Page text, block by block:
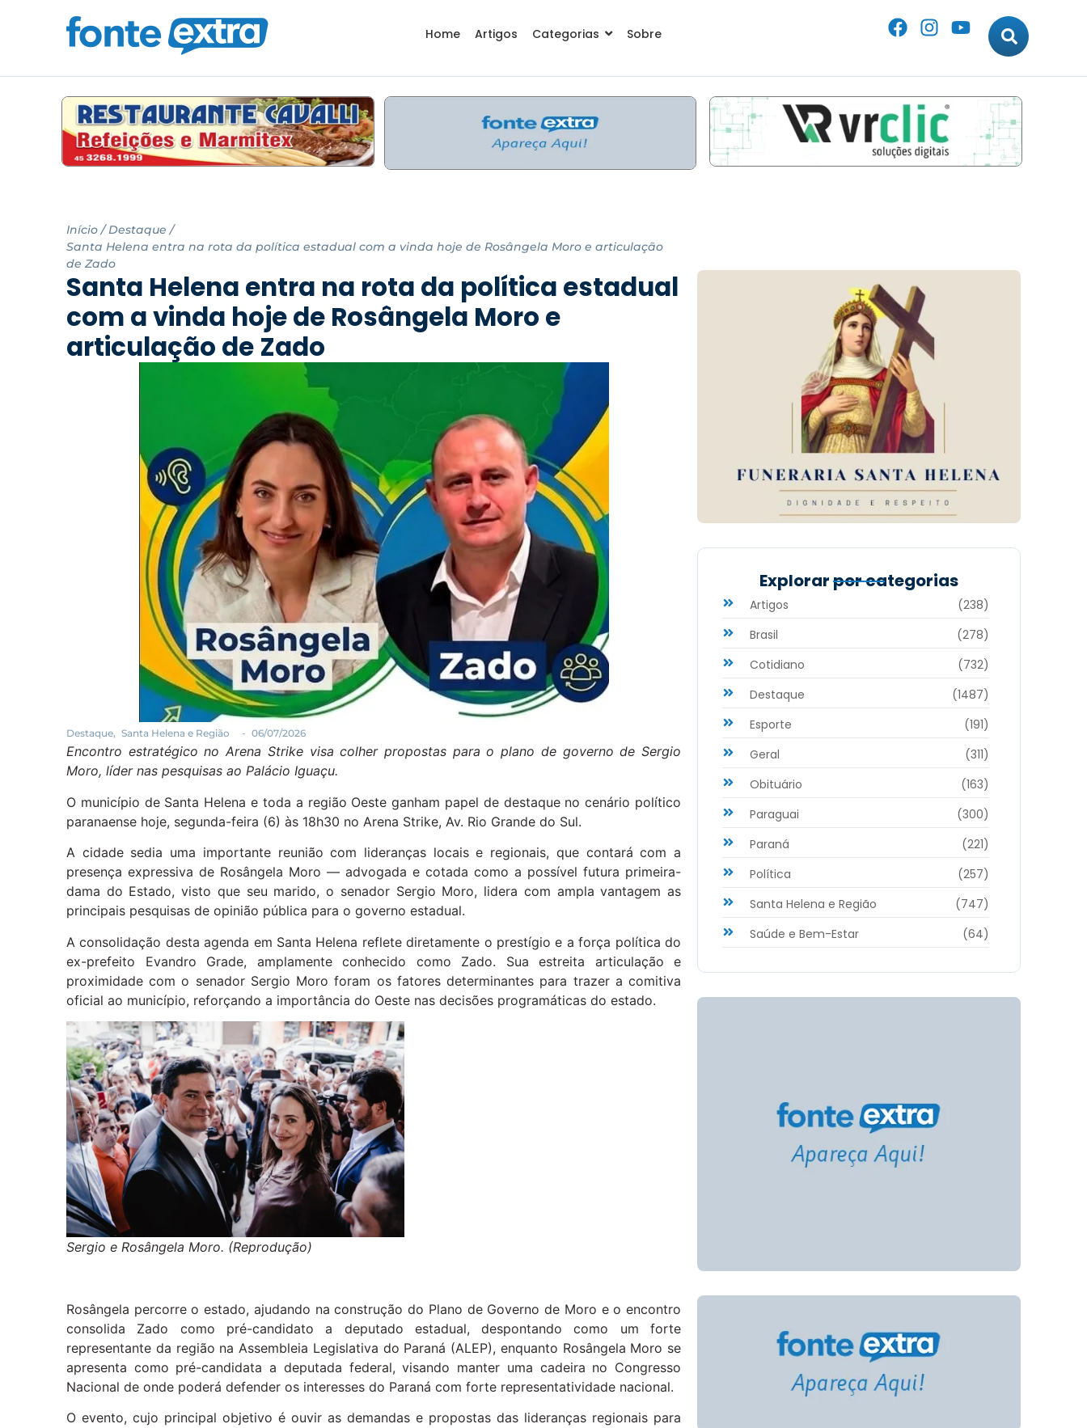
Home Artigos Categorias Sobre
Início / Destaque /
Santa Helena entra na rota da política estadual com a vinda hoje de Rosângela Moro e articulação
de Zado
Santa Helena entra na rota da política estadual
com a vinda hoje de Rosângela Moro e
articulação de Zado
Destaque, Santa Helena e Região - 06/07/2026
Encontro estratégico no Arena Strike visa colher propostas para o plano de governo de Sergio
Moro, líder nas pesquisas ao Palácio Iguaçu.
O município de Santa Helena e toda a região Oeste ganham papel de destaque no cenário político
paranaense hoje, segunda-feira (6) às 18h30 no Arena Strike, Av. Rio Grande do Sul.
A cidade sedia uma importante reunião com lideranças locais e regionais, que contará com a
presença expressiva de Rosângela Moro — advogada e cotada como a possível futura primeira-
dama do Estado, visto que seu marido, o senador Sergio Moro, lidera com ampla vantagem as
principais pesquisas de opinião pública para o governo estadual.
A consolidação desta agenda em Santa Helena reflete diretamente o prestígio e a força política do
ex-prefeito Evandro Grade, amplamente conhecido como Zado. Sua estreita articulação e
proximidade com o senador Sergio Moro foram os fatores determinantes para trazer a comitiva
oficial ao município, reforçando a importância do Oeste nas decisões programáticas do estado.
Sergio e Rosângela Moro. (Reprodução)
Rosângela percorre o estado, ajudando na construção do Plano de Governo de Moro e o encontro
consolida Zado como pré-candidato a deputado estadual, despontando como um forte
representante da região na Assembleia Legislativa do Paraná (ALEP), enquanto Rosângela Moro se
apresenta como pré-candidata a deputada federal, visando manter uma cadeira no Congresso
Nacional de onde poderá defender os interesses do Paraná com forte representatividade nacional.
O evento, cujo principal objetivo é ouvir as demandas e propostas das lideranças regionais para
Explorar por categorias
Artigos
(238)
Brasil
(278)
Cotidiano
(732)
Destaque
(1487)
Esporte
(191)
Geral
(311)
Obituário
(163)
Paraguai
(300)
Paraná
(221)
Política
(257)
Santa Helena e Região
(747)
Saúde e Bem-Estar
(64)